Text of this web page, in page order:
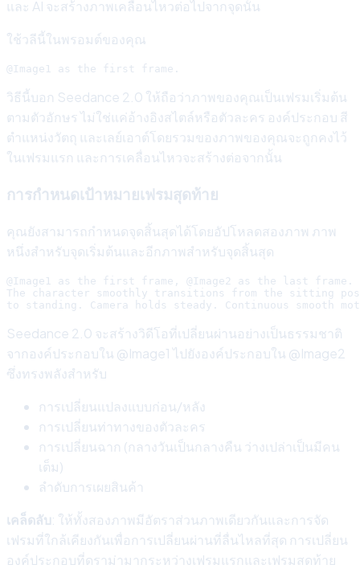
และ AI จะสร้างภาพเคลื่อนไหวต่อไปจากจุดนั้น
ใช้วลีนี้ในพรอมต์ของคุณ
วิธีนี้บอก Seedance 2.0 ให้ถือว่าภาพของคุณเป็นเฟรมเริ่มต้น
ตามตัวอักษร ไม่ใช่แค่อ้างอิงสไตล์หรือตัวละคร องค์ประกอบ สี
ตำแหน่งวัตถุ และเลย์เอาต์โดยรวมของภาพของคุณจะถูกคงไว้
ในเฟรมแรก และการเคลื่อนไหวจะสร้างต่อจากนั้น
การกำหนดเป้าหมายเฟรมสุดท้าย
คุณยังสามารถกำหนดจุดสิ้นสุดได้โดยอัปโหลดสองภาพ ภาพ
หนึ่งสำหรับจุดเริ่มต้นและอีกภาพสำหรับจุดสิ้นสุด
@Image1 as the first frame, @Image2 as the last frame.
The character smoothly transitions from the sitting
Seedance 2.0 จะสร้างวิดีโอที่เปลี่ยนผ่านอย่างเป็นธรรมชาติ
จากองค์ประกอบใน @Image1 ไปยังองค์ประกอบใน @Image2
ซึ่งทรงพลังสำหรับ
การเปลี่ยนแปลงแบบก่อน/หลัง
การเปลี่ยนท่าทางของตัวละคร
การเปลี่ยนฉาก (กลางวันเป็นกลางคืน ว่างเปล่าเป็นมีคน
เต็ม)
ลำดับการเผยสินค้า
เคล็ดลับ: ให้ทั้งสองภาพมีอัตราส่วนภาพเดียวกันและการจัด
เฟรมที่ใกล้เคียงกันเพื่อการเปลี่ยนผ่านที่ลื่นไหลที่สุด การเปลี่ยน
องค์ประกอบที่ดราม่ามากระหว่างเฟรมแรกและเฟรมสุดท้าย